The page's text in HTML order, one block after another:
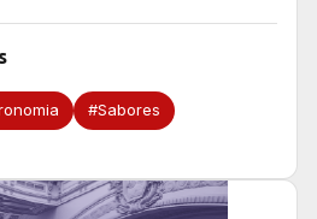
#Sabores